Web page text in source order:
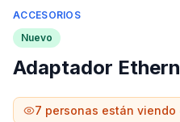
ACCESORIOS
Nuevo
Adaptador
7 personas están viendo